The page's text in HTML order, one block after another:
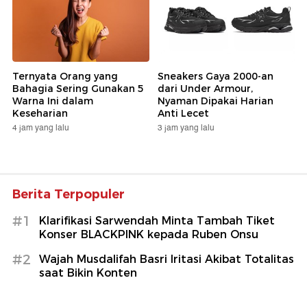
Ternyata Orang yang
Bahagia Sering Gunakan 5
Warna Ini dalam
Keseharian
4 jam yang lalu
Sneakers Gaya 2000-an
dari Under Armour,
Nyaman Dipakai Harian
Anti Lecet
3 jam yang lalu
Berita Terpopuler
#1
Klarifikasi Sarwendah Minta Tambah Tiket
Konser BLACKPINK kepada Ruben Onsu
#2
Wajah Musdalifah Basri Iritasi Akibat Totalitas
saat Bikin Konten